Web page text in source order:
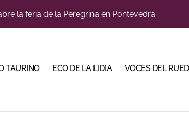
la feria de la Peregrina en Pontevedra
Plaza Real y abre la Puerta Grande en El Puerto
y Diego Tebas en una apertura de la
TAURINO ECO DE LA LIDIA VOCES DEL